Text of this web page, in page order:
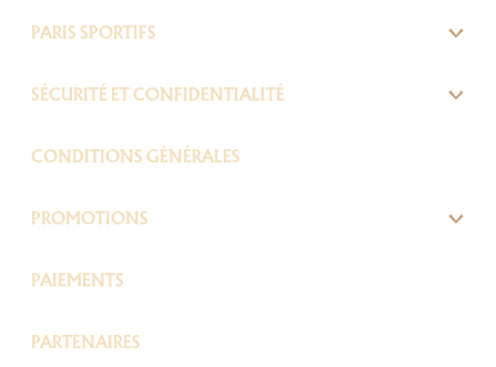
PARIS SPORTIFS
SÉCURITÉ ET CONFIDENTIALITÉ
CONDITIONS GÉNÉRALES
PROMOTIONS
PAIEMENTS
PARTENAIRES